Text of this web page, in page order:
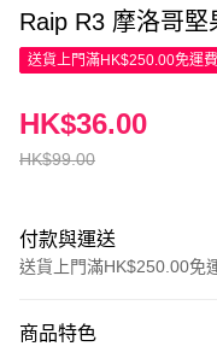
Raip R3 摩
送貨上門滿HK$250.00免運費
HK$99.00
HK$36.00
付款與運送
送貨上門滿HK$250.00免
信用卡
商品特色